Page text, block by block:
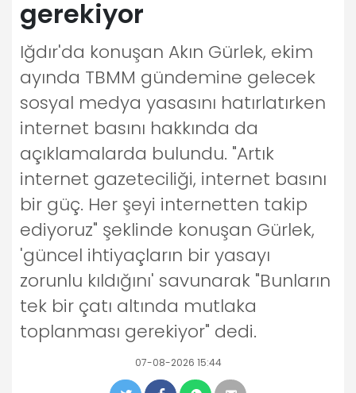
gerekiyor
Iğdır'da konuşan Akın Gürlek, ekim
ayında TBMM gündemine gelecek
sosyal medya yasasını hatırlatırken
internet basını hakkında da
açıklamalarda bulundu. "Artık
internet gazeteciliği, internet basını
bir güç. Her şeyi internetten takip
ediyoruz" şeklinde konuşan Gürlek,
'güncel ihtiyaçların bir yasayı
zorunlu kıldığını' savunarak "Bunların
tek bir çatı altında mutlaka
toplanması gerekiyor" dedi.
07-08-2026 15:44